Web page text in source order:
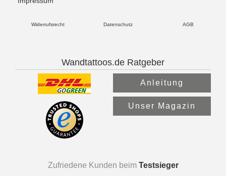
Widerrufsrecht Datenschutz AGB
Wandtattoos.de Ratgeber
Anleitung
Unser Magazin
Zufriedene Kunden beim Testsieger